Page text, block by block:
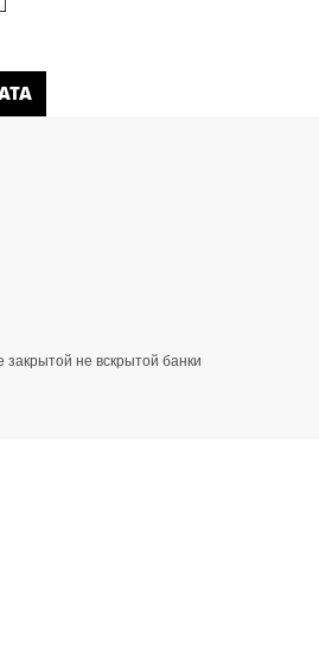
не вскрытой банки